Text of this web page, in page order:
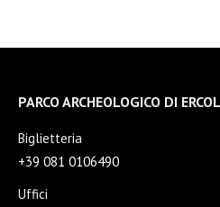
PARCO ARCHEOLOGICO DI
Biglietteria
+39 081 0106490
Uffici